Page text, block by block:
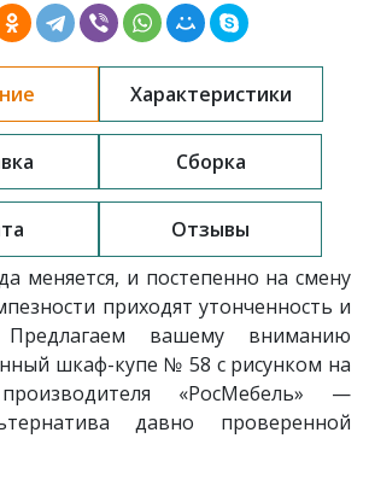
Характеристики
Сборка
Отзывы
меняется, и постепенно на смену
приходят утонченность и
Предлагаем вашему вниманию
шкаф-купе № 58 с рисунком на
«РосМебель» —
давно проверенной